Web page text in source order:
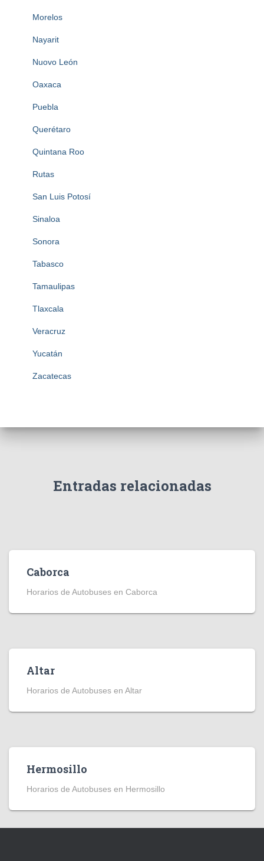
Morelos
Nayarit
Nuovo León
Oaxaca
Puebla
Querétaro
Quintana Roo
Rutas
San Luis Potosí
Sinaloa
Sonora
Tabasco
Tamaulipas
Tlaxcala
Veracruz
Yucatán
Zacatecas
Entradas relacionadas
Caborca
Horarios de Autobuses en Caborca
Altar
Horarios de Autobuses en Altar
Hermosillo
Horarios de Autobuses en Hermosillo